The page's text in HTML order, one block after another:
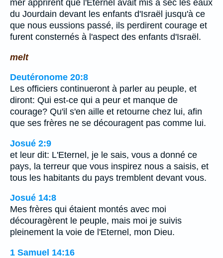
mer apprirent que l'Eternel avait mis à sec les eaux
du Jourdain devant les enfants d'Israël jusqu'à ce
que nous eussions passé, ils perdirent courage et
furent consternés à l'aspect des enfants d'Israël.
melt
Deutéronome 20:8
Les officiers continueront à parler au peuple, et
diront: Qui est-ce qui a peur et manque de
courage? Qu'il s'en aille et retourne chez lui, afin
que ses frères ne se découragent pas comme lui.
Josué 2:9
et leur dit: L'Eternel, je le sais, vous a donné ce
pays, la terreur que vous inspirez nous a saisis, et
tous les habitants du pays tremblent devant vous.
Josué 14:8
Mes frères qui étaient montés avec moi
découragèrent le peuple, mais moi je suivis
pleinement la voie de l'Eternel, mon Dieu.
1 Samuel 14:16